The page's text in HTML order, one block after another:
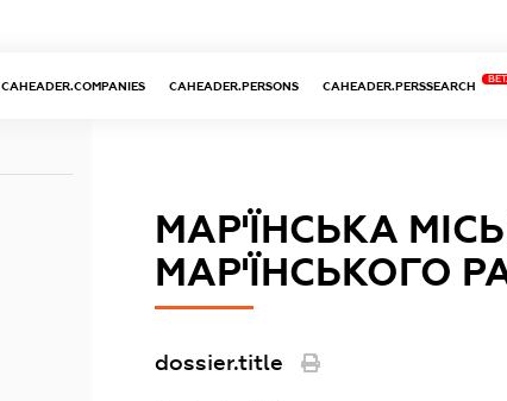
CAHEADER.COMPANIES CAHEADER.PERSONS CAHEADER.PERSSEARCH
МАР'ЇНСЬКА
МАР'ЇНСЬКОГО
dossier.title